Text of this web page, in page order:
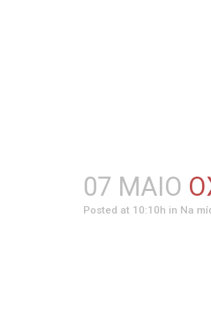
07 MAIO
Posted at 10:10h in Na